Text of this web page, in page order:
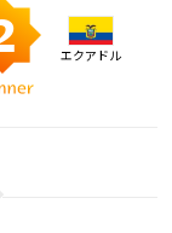
エクアドル